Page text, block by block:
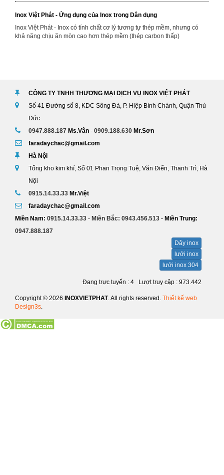
Inox Việt Phát - Ứng dụng của Inox trong Dân dụng
Inox Việt Phát - Inox có tính chất cơ lý tương tự thép mềm, nhưng có
khả năng chịu ăn mòn cao hơn thép mềm (thép carbon thấp)
côn trùng phòng chống các bệnh dịch sốt rét dịch tả, sốt xuất huyết do
Inox Việt Phát - Hegang sẽ xây dựng nhà máy công suất 5 triệu
tấn/năm ở Nam Phi
Inox Việt Phát - Hebei Iron & Steel (Hegang) hôm 10/9 đã ký kết một
thông cáo chung với Quỹ Phát triển Trung Quốc- Châu Phi và Tập đoàn
phát triển công nghiệp nhà nước Nam Phi, liên quan đến dự án xây
dựng nhà máy thép liên hợp công suất 5 triệu tấn/năm ở Nam Phi.
CÔNG TY TNHH THƯƠNG MẠI DỊCH VỤ INOX VIỆT PHÁT
Số 41 Đường số 8, KDC Sông Đà, P. Hiệp Bình Chánh, Quận Thủ
Đức
0947.888.187 Ms.Vân - 0909.188.630 Mr.Sơn
faradaychac@gmail.com
Hà Nội
Tổng kho kim khí, Số 01 Phan Trọng Tuệ, Văn Điển, Thanh Trì, Hà
Nội
0915.14.33.33 Mr.Việt
faradaychac@gmail.com
Miền Nam: 0915.14.33.33 - Miền Bắc: 0943.456.513 - Miền Trung:
0947.888.187
Dây inox
lưới inox
lưới inox 304
Đang trực tuyến : 4 Lượt truy cập : 973.442
Copyright © 2026 INOXVIETPHAT. All rights reserved. Thiết kế web
Design3s.